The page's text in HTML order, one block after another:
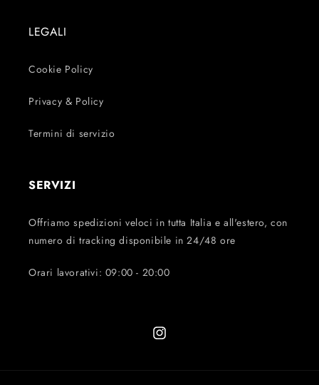
LEGALI
Cookie Policy
Privacy & Policy
Termini di servizio
SERVIZI
Offriamo spedizioni veloci in tutta Italia e all'estero, con
numero di tracking disponibile in 24/48 ore
Orari lavorativi: 09:00 - 20:00
Instagram